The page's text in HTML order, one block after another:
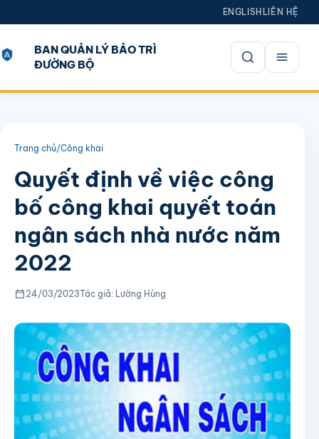
ENGLISH LIÊN HỆ
BAN QUẢN LÝ BẢO TRÌ
ĐƯỜNG BỘ
Mở tìm kiếm
Trang chủ/Công khai
Quyết định về việc công
bố công khai quyết toán
ngân sách nhà nước năm
2022
24/03/2023Tác giả: Lường Hùng